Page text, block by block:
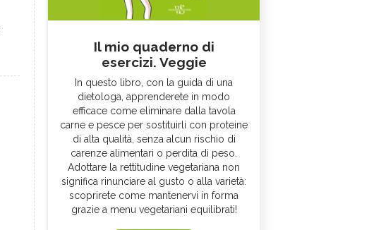
Il mio quaderno di
esercizi. Veggie
In questo libro, con la guida di una
dietologa, apprenderete in modo
efficace come eliminare dalla tavola
carne e pesce per sostituirli con proteine
di alta qualità, senza alcun rischio di
carenze alimentari o perdita di peso.
Adottare la rettitudine vegetariana non
significa rinunciare al gusto o alla varietà:
scoprirete come mantenervi in forma
grazie a menu vegetariani equilibrati!